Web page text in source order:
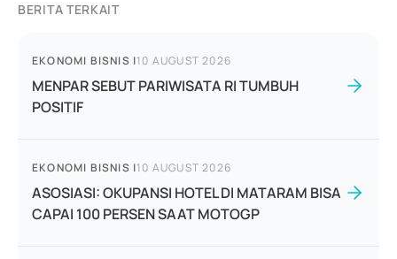
BERITA TERKAIT
EKONOMI BISNIS |10 AUGUST 2026
MENPAR SEBUT PARIWISATA RI TUMBUH
POSITIF
EKONOMI BISNIS |10 AUGUST 2026
ASOSIASI: OKUPANSI HOTEL DI MATARAM BISA
CAPAI 100 PERSEN SAAT MOTOGP